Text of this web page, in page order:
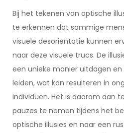
Bij het tekenen van optische
te erkennen dat sommige
visuele desoriëntatie kunnen
naar deze visuele trucs. De
een unieke manier uitdagen
leiden, wat kan resulteren in
individuen. Het is daarom aan
pauzes te nemen tijdens het
optische illusies en naar een